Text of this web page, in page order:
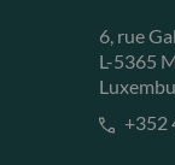
6, rue
L-5365
+352